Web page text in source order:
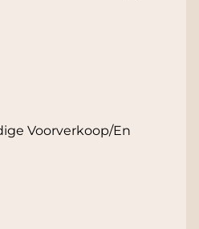
Voorverkoop/En